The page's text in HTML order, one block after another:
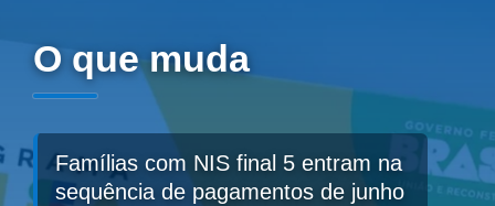
O que muda
Famílias com NIS final 5 entram na
sequência de pagamentos de junho